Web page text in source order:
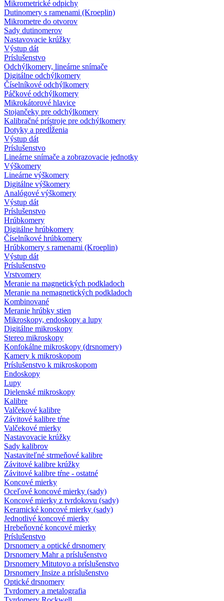
Mikrometrické odpichy
Dutinomery s ramenami (Kroeplin)
Mikrometre do otvorov
Sady dutinomerov
Nastavovacie krúžky
Výstup dát
Príslušenstvo
Odchýlkomery, lineárne snímače
Digitálne odchýlkomery
Číselníkové odchýlkomery
Páčkové odchýlkomery
Mikrokátorové hlavice
Stojančeky pre odchýlkomery
Kalibračné prístroje pre odchýlkomery
Dotyky a predĺženia
Výstup dát
Príslušenstvo
Lineárne snímače a zobrazovacie jednotky
Výškomery
Lineárne výškomery
Digitálne výškomery
Analógové výškomery
Výstup dát
Príslušenstvo
Hrúbkomery
Digitálne hrúbkomery
Číselníkové hrúbkomery
Hrúbkomery s ramenami (Kroeplin)
Výstup dát
Príslušenstvo
Vrstvomery
Meranie na magnetických podkladoch
Meranie na nemagnetických podkladoch
Kombinované
Meranie hrúbky stien
Mikroskopy, endoskopy a lupy
Digitálne mikroskopy
Stereo mikroskopy
Konfokálne mikroskopy (drsnomery)
Kamery k mikroskopom
Príslušenstvo k mikroskopom
Endoskopy
Lupy
Dielenské mikroskopy
Kalibre
Valčekové kalibre
Závitové kalibre tŕne
Valčekové mierky
Nastavovacie krúžky
Sady kalibrov
Nastaviteľné strmeňové kalibre
Závitové kalibre krúžky
Závitové kalibre tŕne - ostatné
Koncové mierky
Oceľové koncové mierky (sady)
Koncové mierky z tvrdokovu (sady)
Keramické koncové mierky (sady)
Jednotlivé koncové mierky
Hrebeňovné koncové mierky
Príslušenstvo
Drsnomery a optické drsnomery
Drsnomery Mahr a príslušenstvo
Drsnomery Mitutoyo a príslušenstvo
Drsnomery Insize a príslušenstvo
Optické drsnomery
Tvrdomery a metalografia